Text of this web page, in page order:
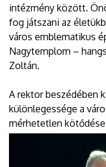
intézmény között.
fog játszani az
város emblematikus
Nagytemplom –
Zoltán.
A rektor beszédében
különlegessége a
mérhetetlen